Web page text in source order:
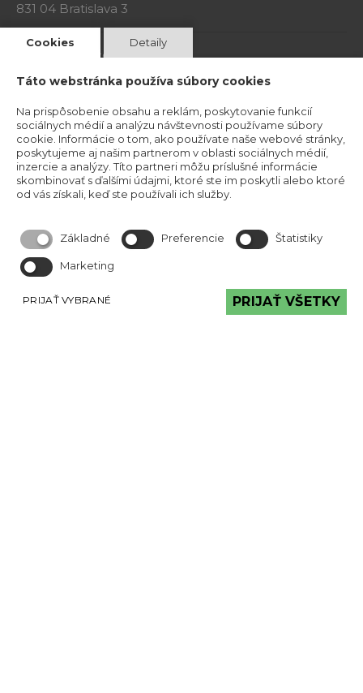
831 04 Bratislava 3
Kristína Mravcová- KriMRock
Podvysoká 174
IČO: 53829191
Okresný úrad Čadca
Číslo živnostenského registra: 520-32177
Obchodné podmineky
Cookies Detaily
Táto webstránka používa súbory cookies
Na prispôsobenie obsahu a reklám, poskytovanie funkcií
sociálnych médií a analýzu návštevnosti používame súbory
cookie. Informácie o tom, ako používate naše webové stránky,
poskytujeme aj našim partnerom v oblasti sociálnych médií,
inzercie a analýzy. Títo partneri môžu príslušné informácie
skombinovať s ďalšími údajmi, ktoré ste im poskytli alebo ktoré
od vás získali, keď ste používali ich služby.
Základné Preferencie Štatistiky
Marketing
PRIJAŤ VYBRANÉ PRIJAŤ VŠETKY